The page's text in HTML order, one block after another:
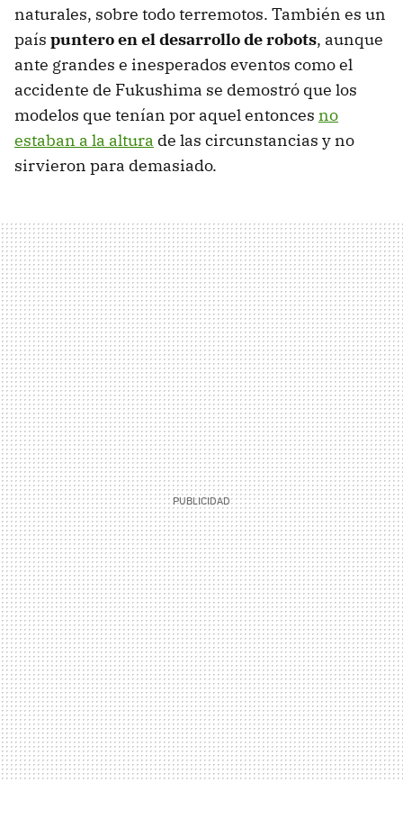
naturales, sobre todo terremotos. También es un
país puntero en el desarrollo de robots, aunque
ante grandes e inesperados eventos como el
accidente de Fukushima se demostró que los
modelos que tenían por aquel entonces no
estaban a la altura de las circunstancias y no
sirvieron para demasiado.